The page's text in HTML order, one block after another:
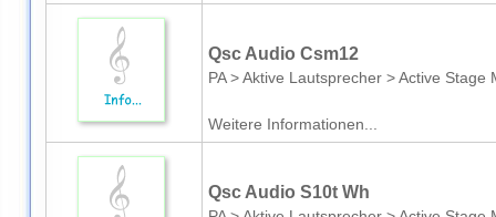
Qsc Audio Csm12
PA > Aktive Lautsprecher > Active Stage
Weitere Informationen...
Qsc Audio S10t Wh